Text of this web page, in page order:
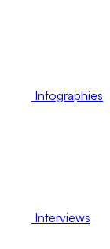
Infographies
Interviews